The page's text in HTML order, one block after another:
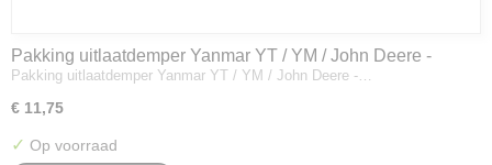
Pakking uitlaatdemper Yanmar YT / YM / John Deere -
128300-13230
Pakking uitlaatdemper Yanmar YT / YM / John Deere -…
€ 11,75
✓ Op voorraad